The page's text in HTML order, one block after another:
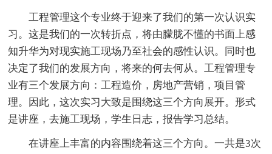
工程管理这个专业终于迎来了我们的第一次认识实
习。这是我们的一次转折点，将由朦胧不懂的书面上感
知升华为对现实施工现场乃至社会的感性认识。同时也
决定了我们的发展方向，将来的何去何从。工程管理专
业有三个发展方向：工程造价，房地产营销，项目管
理。因此，这次实习大致是围绕这三个方向展开。形式
是讲座，去施工现场，学生日志，报告学习总结。
在讲座上丰富的内容围绕着这三个方向。一共是3次